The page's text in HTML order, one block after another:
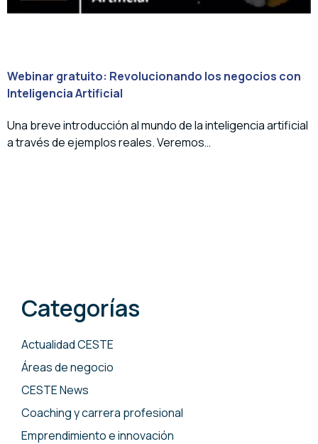
Webinar gratuito: Revolucionando los negocios con
Inteligencia Artificial
Una breve introducción al mundo de la inteligencia artificial
a través de ejemplos reales. Veremos…
Categorías
Actualidad CESTE
Áreas de negocio
CESTE News
Coaching y carrera profesional
Emprendimiento e innovación